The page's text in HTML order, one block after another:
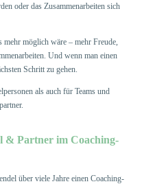
oder das Zusammenarbeiten sich
mehr möglich wäre – mehr Freude,
Und wenn man einen
Schritt zu gehen.
als auch für Teams und
& Partner im Coaching-
über viele Jahre einen Coaching-